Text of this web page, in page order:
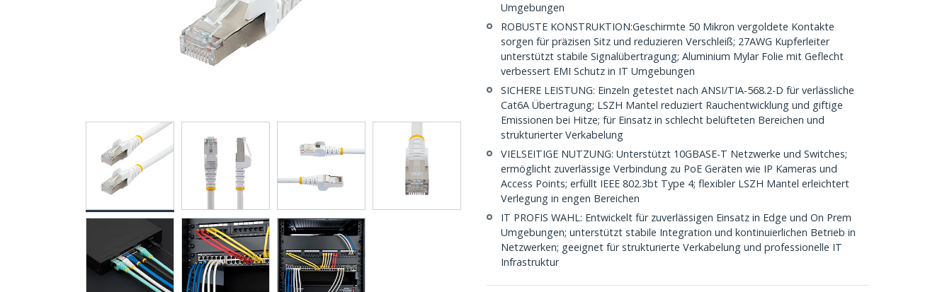
Umgebungen
ROBUSTE KONSTRUKTION:Geschirmte 50 Mikron vergoldete Kontakte
sorgen für präzisen Sitz und reduzieren Verschleiß; 27AWG Kupferleiter
unterstützt stabile Signalübertragung; Aluminium Mylar Folie mit Geflecht
verbessert EMI Schutz in IT Umgebungen
SICHERE LEISTUNG: Einzeln getestet nach ANSI/TIA-568.2-D für verlässliche
Cat6A Übertragung; LSZH Mantel reduziert Rauchentwicklung und giftige
Emissionen bei Hitze; für Einsatz in schlecht belüfteten Bereichen und
strukturierter Verkabelung
VIELSEITIGE NUTZUNG: Unterstützt 10GBASE-T Netzwerke und Switches;
ermöglicht zuverlässige Verbindung zu PoE Geräten wie IP Kameras und
Access Points; erfüllt IEEE 802.3bt Type 4; flexibler LSZH Mantel erleichtert
Verlegung in engen Bereichen
IT PROFIS WAHL: Entwickelt für zuverlässigen Einsatz in Edge und On Prem
Umgebungen; unterstützt stabile Integration und kontinuierlichen Betrieb in
Netzwerken; geeignet für strukturierte Verkabelung und professionelle IT
Infrastruktur